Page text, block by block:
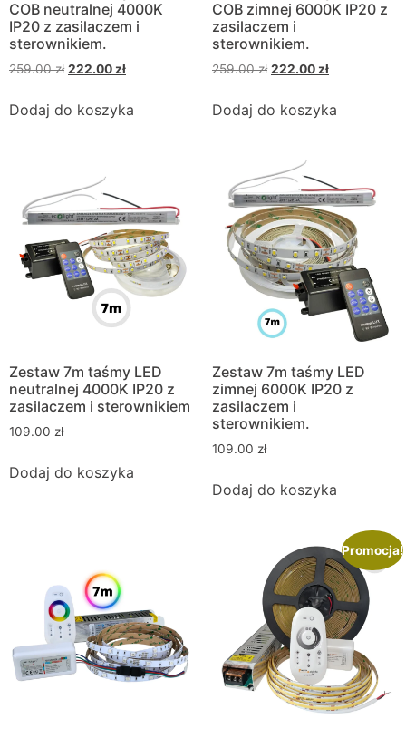
COB neutralnej 4000K
IP20 z zasilaczem i
sterownikiem.
259.00zł 222.00 zł
Dodaj do koszyka
COB zimnej 6000K IP20 z
zasilaczem i
sterownikiem.
259.00zł 222.00 zł
Dodaj do koszyka
Zestaw 7m taśmy LED
neutralnej 4000K IP20 z
zasilaczem i sterownikiem
109.00 zł
Dodaj do koszyka
Zestaw 7m taśmy LED
zimnej 6000K IP20 z
zasilaczem i
sterownikiem.
109.00 zł
Dodaj do koszyka
Promocja!